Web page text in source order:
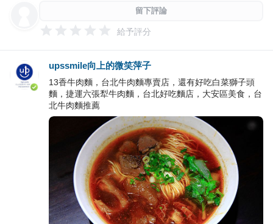
留下評論
給予評分
upssmile向上的微笑萍子
13香牛肉麵，台北牛肉麵專賣店，還有好吃白菜獅子頭
麵，捷運六張犁牛肉麵，台北好吃麵店，大安區美食，台
北牛肉麵推薦